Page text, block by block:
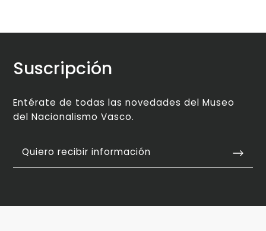
Suscripción
Entérate de todas las novedades del Museo
del Nacionalismo Vasco.
Quiero recibir información